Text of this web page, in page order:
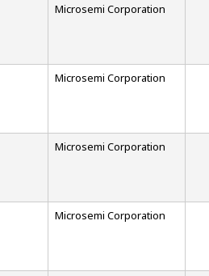
Microsemi Corporation
Microsemi Corporation
Microsemi Corporation
Microsemi Corporation